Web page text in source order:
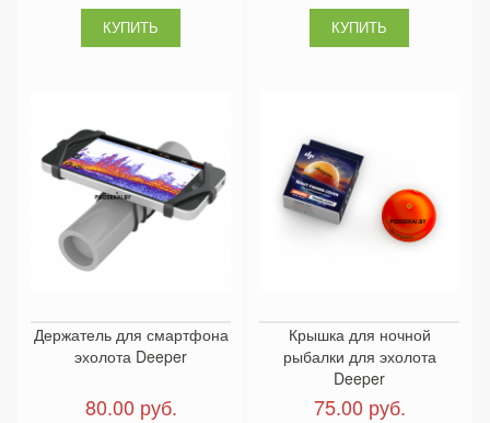
Держатель для смартфона
эхолота Deeper
80.00 руб.
Крышка для ночной
рыбалки для эхолота
Deeper
75.00 руб.